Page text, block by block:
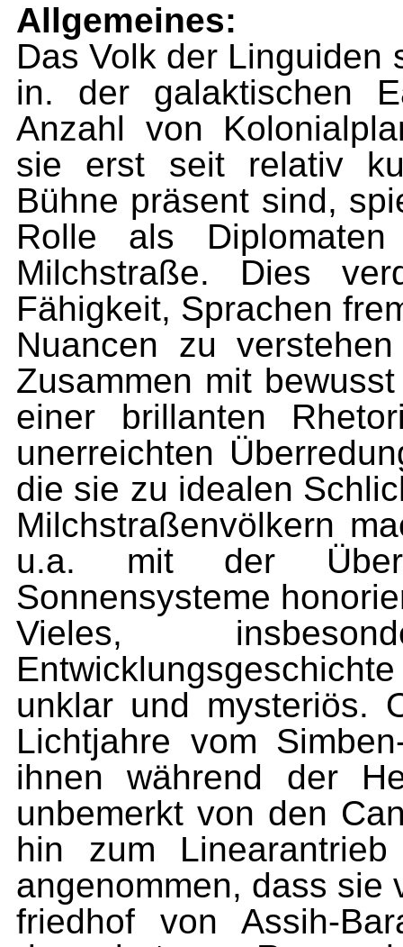
Allgemeines:
Das Volk der Linguiden
in. der galaktischen
Anzahl von
sie erst seit relativ
Bühne präsent sind,
Rolle als
Milchstraße. Dies
Fähigkeit, Sprachen
Nuancen zu
Zusam­men mit
einer brillan­ten
unerreichten
die sie zu idealen
Milchstraßenvölkern
u.a. mit der
Sonnensysteme
Vieles,
unklar und mysteriös.
Lichtjahre vom
ihnen während der
unbemerkt von den
hin zum
angenommen, dass
friedhof von Assih-